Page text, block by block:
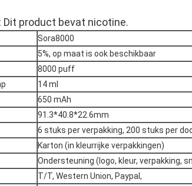
: Dit product bevat nicotine.
Sora8000
5%, op maat is ook beschikbaar
8000 puff
14 ml
650 mAh
91.3*40.8*22.6mm
6 stuks per verpakking, 200 stuks per
Karton (in kleurrijke verpakkingen)
Ondersteuning (logo, kleur, verpakking,
T/T, Western Union, Paypal,